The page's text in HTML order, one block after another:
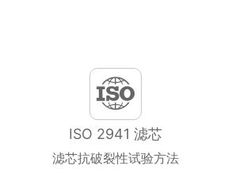
ISO 2941 滤芯
滤芯抗破裂性试验方法